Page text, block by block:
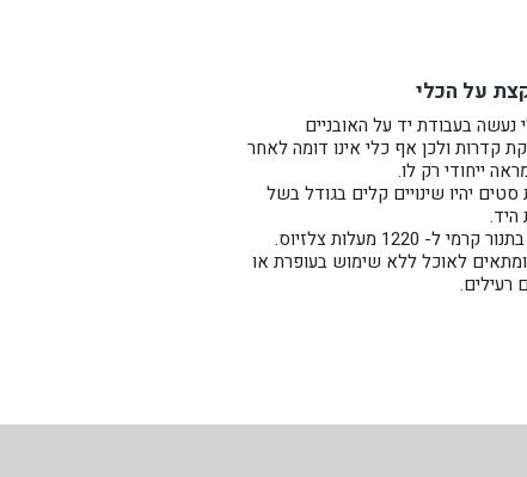
על הכלי
נעשה בעבודת יד על האובניים
קדרות ולכן אף כלי אינו דומה לאחר
ייחודי רק לו.
סטים יהיו שינויים קלים בגודל בשל
היד.
ל- 1220 מעלות צלזיוס.
לאוכל ללא שימוש בעופרת או
רעילים.